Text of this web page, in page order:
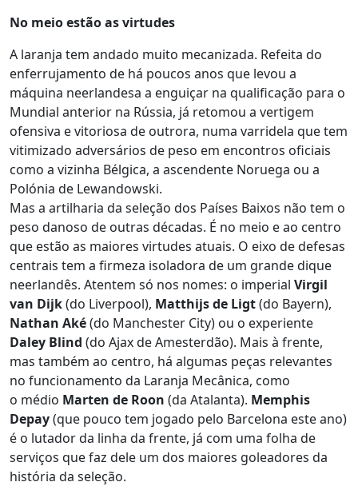
No meio estão as virtudes
A laranja tem andado muito mecanizada. Refeita do
enferrujamento de há poucos anos que levou a
máquina neerlandesa a enguiçar na qualificação para o
Mundial anterior na Rússia, já retomou a vertigem
ofensiva e vitoriosa de outrora, numa varridela que tem
vitimizado adversários de peso em encontros oficiais
como a vizinha Bélgica, a ascendente Noruega ou a
Polónia de Lewandowski.
Mas a artilharia da seleção dos Países Baixos não tem o
peso danoso de outras décadas. É no meio e ao centro
que estão as maiores virtudes atuais. O eixo de defesas
centrais tem a firmeza isoladora de um grande dique
neerlandês. Atentem só nos nomes: o imperial Virgil
van Dijk(do Liverpool), Matthijs de Ligt(do Bayern),
Nathan Aké(do Manchester City) ou o experiente
Daley Blind (do Ajax de Amesterdão). Mais à frente,
mas também ao centro, há algumas peças relevantes
no funcionamento da Laranja Mecânica, como
o médio Marten de Roon (da Atalanta). Memphis
Depay(que pouco tem jogado pelo Barcelona este ano)
é o lutador da linha da frente, já com uma folha de
serviços que faz dele um dos maiores goleadores da
história da seleção.